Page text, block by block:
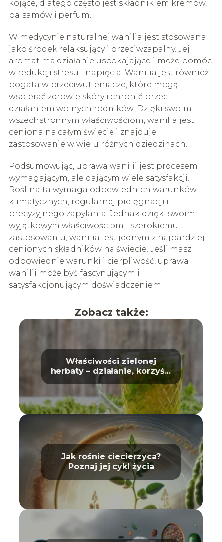
kojące, dlatego często jest składnikiem kremów,
balsamów i perfum.
W medycynie naturalnej wanilia jest stosowana
jako środek relaksujący i przeciwzapalny. Jej
aromat ma działanie uspokajające i może pomóc
w redukcji stresu i napięcia. Wanilia jest również
bogata w przeciwutleniacze, które mogą
wspierać zdrowie skóry i chronić przed
działaniem wolnych rodników. Dzięki swoim
wszechstronnym właściwościom, wanilia jest
ceniona na całym świecie i znajduje
zastosowanie w wielu różnych dziedzinach.
Podsumowując, uprawa wanilii jest procesem
wymagającym, ale dającym wiele satysfakcji.
Roślina ta wymaga odpowiednich warunków
klimatycznych, regularnej pielęgnacji i
precyzyjnego zapylania. Jednak dzięki swoim
wyjątkowym właściwościom i szerokiemu
zastosowaniu, wanilia jest jednym z najbardziej
cenionych składników na świecie. Jeśli masz
odpowiednie warunki i cierpliwość, uprawa
wanilii może być fascynującym i
satysfakcjonującym doświadczeniem.
Zobacz także:
Właściwości zielonej
herbaty – działanie, korzyści
i wpływ na zdrowie
Jak rośnie ciecierzyca?
Poznaj jej cykl życia